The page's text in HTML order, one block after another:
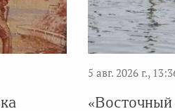
5 авг. 2026 г.,